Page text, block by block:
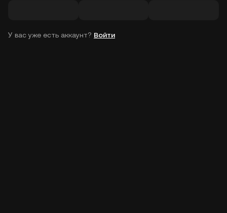
У вас уже есть аккаунт? Войти